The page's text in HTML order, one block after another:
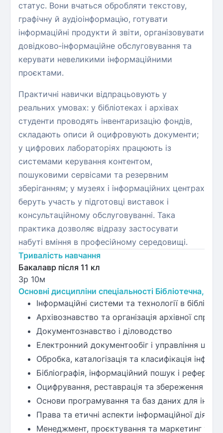
статус. Вони вчаться обробляти текстову,
графічну й аудіоінформацію, готувати
інформаційні продукти й звіти, організовувати
довідково‑інформаційне обслуговування та
керувати невеликими інформаційними
проєктами.
Практичні навички відпрацьовують у
реальних умовах: у бібліотеках і архівах
студенти проводять інвентаризацію фондів,
складають описи й оцифровують документи;
у цифрових лабораторіях працюють із
системами керування контентом,
пошуковими сервісами та резервним
зберіганням; у музеях і інформаційних центрах
беруть участь у підготовці виставок і
консультаційному обслуговуванні. Така
практика дозволяє відразу застосувати
набуті вміння в професійному середовищі.
Тривалість навчання
Бакалавр після 11 кл
3р 10м
Основні дисципліни спеціальності Бібліотечна,
Інформаційні системи та технології в
Архівознавство та організація архівної справи
Документознавство і діловодство
Електронний документообіг і управління
Обробка, каталогізація та класифікація
Бібліографія, інформаційний пошук і
Оцифрування, реставрація та збереження
Основи програмування та баз даних для
Права та етичні аспекти інформаційної
Менеджмент, проєктування та маркетинг у